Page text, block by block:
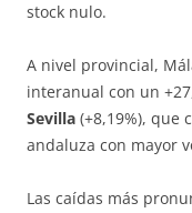
stock nulo.
A nivel provincial,
interanual con un
Sevilla (+8,19%), que
andaluza con mayor
Las caídas más